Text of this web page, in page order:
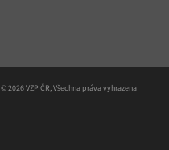
© 2026 VZP ČR, Všechna práva vyhrazena